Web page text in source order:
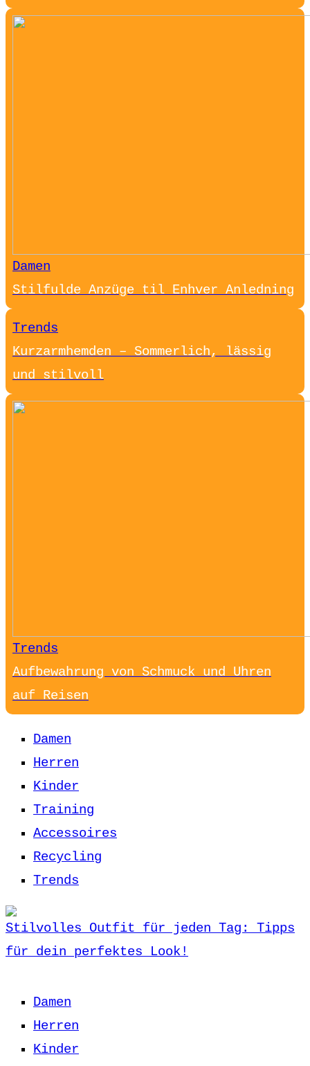
Damen
Stilfulde Anzüge til Enhver Anledning
Trends
Kurzarmhemden – Sommerlich, lässig
und stilvoll
Trends
Aufbewahrung von Schmuck und Uhren
auf Reisen
Damen
Herren
Kinder
Training
Accessoires
Recycling
Trends
Stilvolles Outfit für jeden Tag: Tipps
für dein perfektes Look!
Damen
Herren
Kinder